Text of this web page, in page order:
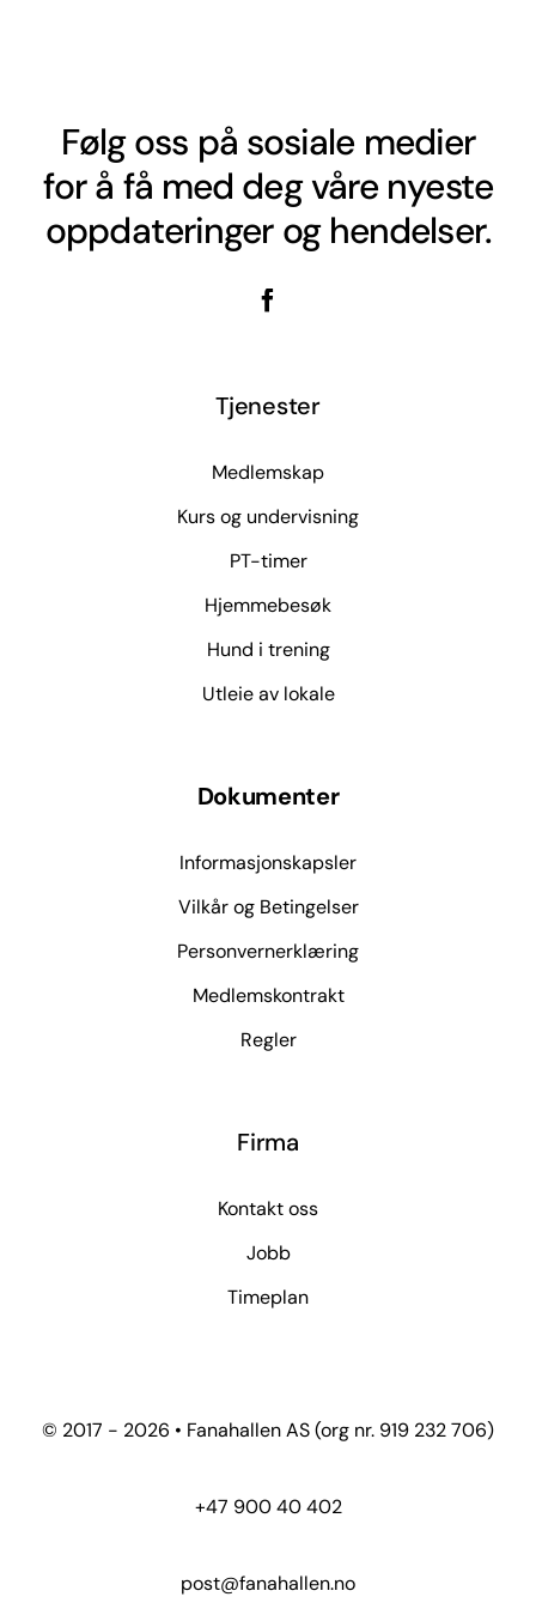
Følg oss på sosiale medier
for å få med deg våre nyeste
oppdateringer og hendelser.
Tjenester
Medlemskap
Kurs og undervisning
PT-timer
Hjemmebesøk
Hund i trening
Utleie av lokale
Dokumenter
Informasjonskapsler
Vilkår og Betingelser
Personvernerklæring
Medlemskontrakt
Regler
Firma
Kontakt oss
Jobb
Timeplan
© 2017 - 2026 • Fanahallen AS (org nr. 919 232 706)
+47 900 40 402
post@fanahallen.no